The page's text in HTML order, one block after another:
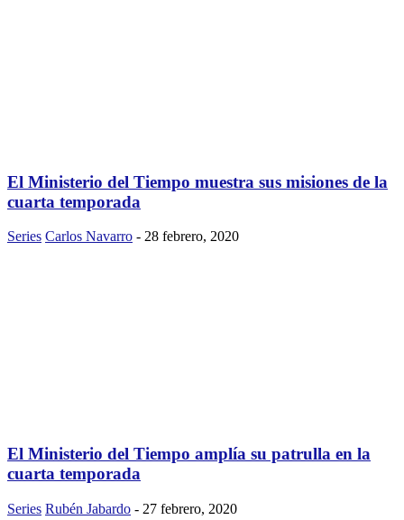
El Ministerio del Tiempo muestra sus misiones de la
cuarta temporada
Series Carlos Navarro - 28 febrero, 2020
El Ministerio del Tiempo amplía su patrulla en la
cuarta temporada
Series Rubén Jabardo - 27 febrero, 2020